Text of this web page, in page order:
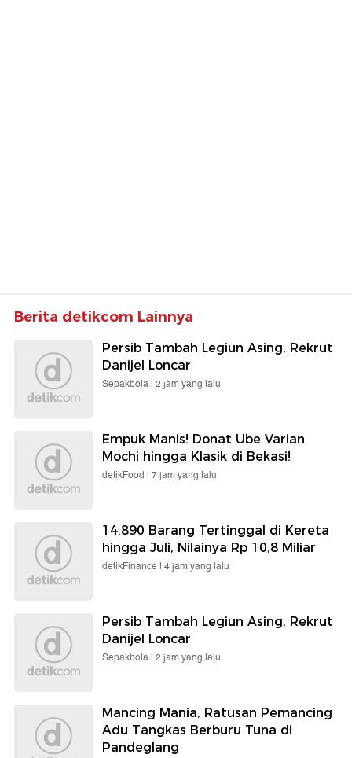
Berita detikcom Lainnya
Persib Tambah Legiun Asing, Rekrut
Danijel Loncar
Sepakbola | 2 jam yang lalu
Empuk Manis! Donat Ube Varian
Mochi hingga Klasik di Bekasi!
detikFood | 7 jam yang lalu
14.890 Barang Tertinggal di Kereta
hingga Juli, Nilainya Rp 10,8 Miliar
detikFinance | 4 jam yang lalu
Persib Tambah Legiun Asing, Rekrut
Danijel Loncar
Sepakbola | 2 jam yang lalu
Mancing Mania, Ratusan Pemancing
Adu Tangkas Berburu Tuna di
Pandeglang